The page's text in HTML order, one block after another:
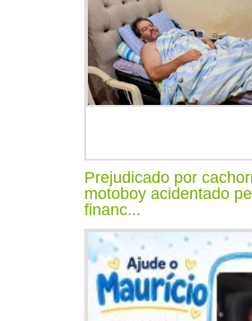
Prejudicado por
motoboy acidentado
financ...